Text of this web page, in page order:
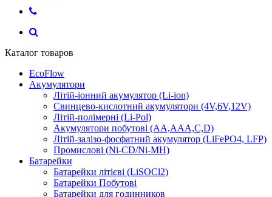
Каталог товаров
EcoFlow
Акумулятори
Літій-іонний акумулятор (Li-ion)
Свинцево-кислотний акумулятори (4V,6V,12V)
Літій-полімерні (Li-Pol)
Акумулятори побутові (AA,AAA,C,D)
Літій-залізо-фосфатний акумулятор (LiFePO4, LFP)
Промислові (Ni-CD/Ni-MH)
Батарейки
Батарейки літієві (LiSOCl2)
Батарейки Побутові
Батарейки для годинников